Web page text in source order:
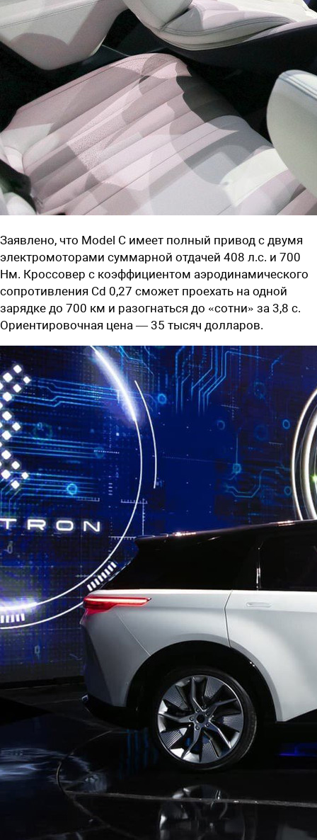
Заявлено, что Model C имеет полный привод с двумя
электромоторами суммарной отдачей 408 л.с. и 700
Нм. Кроссовер с коэффициентом аэродинамического
сопротивления Cd 0,27 сможет проехать на одной
зарядке до 700 км и разогнаться до «сотни» за 3,8 с.
Ориентировочная цена — 35 тысяч долларов.